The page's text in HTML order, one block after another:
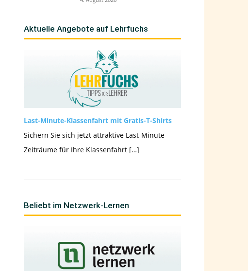
Aktuelle Angebote auf Lehrfuchs
Last-Minute-Klassenfahrt mit Gratis-T-Shirts
Sichern Sie sich jetzt attraktive Last-Minute-
Zeiträume für Ihre Klassenfahrt […]
Beliebt im Netzwerk-Lernen